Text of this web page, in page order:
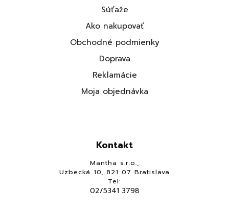
Súťaže
Ako nakupovať
Obchodné podmienky
Doprava
Reklamácie
Moja objednávka
Kontakt
Mantha s.r.o.,
Uzbecká 10, 821 07 Bratislava
Tel:
02/5341 3798